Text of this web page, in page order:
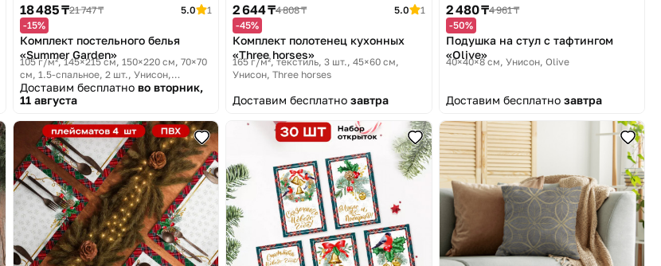
18 485 ₸21 747 ₸ 5.0
1
-15%
Комплект постельного белья
«Summer Garden»
105 г/м², 145×215 см, 150×220 см, 70×70
см, 1.5-спальное, 2 шт. Унисон,
Summer Garden
Доставим бесплатно во вторник,
11 августа
2 644 ₸4 808 ₸ 5.0
1
-45%
Комплект полотенец кухонных
«Three horses»
165 г/м², текстиль, 3 шт., 45×60 см
Унисон, Three horses
Доставим бесплатно завтра
2 480 ₸4 961 ₸
-50%
Подушка на стул с тафтингом
«Olive»
40×40×8 см Унисон, Olive
Доставим бесплатно завтра